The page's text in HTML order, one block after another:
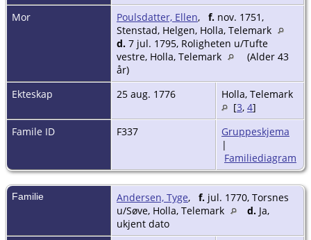
Mor
Poulsdatter, Ellen, f. nov. 1751,
Stenstad, Helgen, Holla, Telemark
d. 7 jul. 1795, Roligheten u/Tufte
vestre, Holla, Telemark
(Alder 43
år)
Ekteskap
25 aug. 1776
Holla, Telemark
[3, 4]
Famile ID
F337
Gruppeskjema
|
Familiediagram
Familie Andersen, Tyge, f. jul. 1770, Torsnes
u/Søve, Holla, Telemark
d. Ja,
ukjent dato